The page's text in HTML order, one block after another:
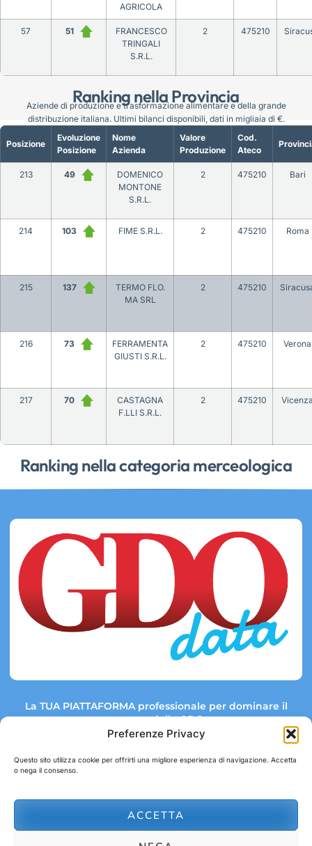
Preferenze Privacy
Questo sito utilizza cookie per offrirti una migliore esperienza di navigazione. Accetta
o nega il consenso.
ACCETTA
Ranking nella Provincia
AGRICOLA
57 51
FRANCESCO
TRINGALI
S.R.L.
2 475210
Ranking nella categoria merceologica
Posizione
Evoluzione
Posizione
Nome
Azienda
Valore
Produzione
Cod.
Ateco
213 49
DOMENICO
MONTONE
S.R.L.
2 475210 Bari
214 103 FIME S.R.L. 2 475210 Roma
215 137
TERMO FLO.
MA SRL
2 475210
216 73
FERRAMENTA
GIUSTI S.R.L.
2 475210 Verona
217 70
CASTAGNA
F.LLI S.R.L.
2 475210
Aziende di produzione e trasformazione alimentare e della grande
distribuzione italiana. Ultimi bilanci disponibili, dati in migliaia di €.
La TUA PIATTAFORMA professionale per dominare il
mercato della GDO.
Link rapidi:
abbonamenti@gdodata.it